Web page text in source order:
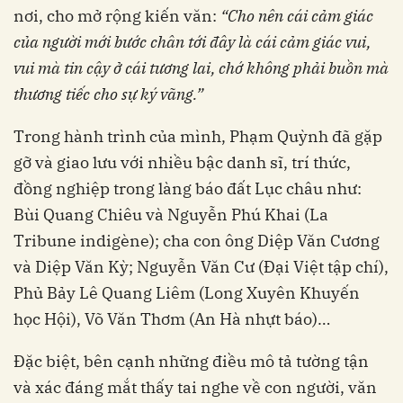
nơi, cho mở rộng kiến văn: “Cho nên cái cảm giác
của người mới bước chân tới đây là cái cảm giác vui,
vui mà tin cậy ở cái tương lai, chớ không phải buồn mà
thương tiếc cho sự ký vãng.”
Trong hành trình của mình, Phạm Quỳnh đã gặp
gỡ và giao lưu với nhiều bậc danh sĩ, trí thức,
đồng nghiệp trong làng báo đất Lục châu như:
Bùi Quang Chiêu và Nguyễn Phú Khai (La
Tribune indigène); cha con ông Diệp Văn Cương
và Diệp Văn Kỳ; Nguyễn Văn Cư (Đại Việt tập chí),
Phủ Bảy Lê Quang Liêm (Long Xuyên Khuyến
học Hội), Võ Văn Thơm (An Hà nhựt báo)…
Đặc biệt, bên cạnh những điều mô tả tường tận
và xác đáng mắt thấy tai nghe về con người, văn